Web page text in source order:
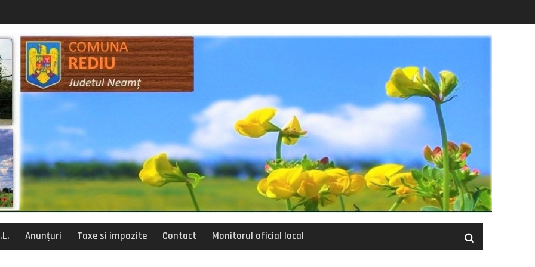
vacante
de administratie
Anunțuri Taxe si impozite Contact Monitorul oficial local